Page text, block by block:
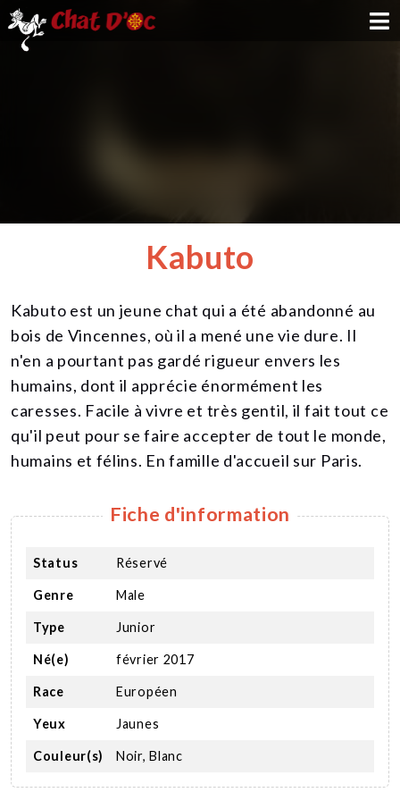
NOUS SOUTENIR
CONTACT
Kabuto
Kabuto est un jeune chat qui a été abandonné au
bois de Vincennes, où il a mené une vie dure. Il
n'en a pourtant pas gardé rigueur envers les
humains, dont il apprécie énormément les
caresses. Facile à vivre et très gentil, il fait tout ce
qu'il peut pour se faire accepter de tout le monde,
humains et félins. En famille d'accueil sur Paris.
Fiche d'information
Status Réservé
Genre Male
Type Junior
Né(e) février 2017
Race Européen
Yeux Jaunes
Couleur(s) Noir, Blanc